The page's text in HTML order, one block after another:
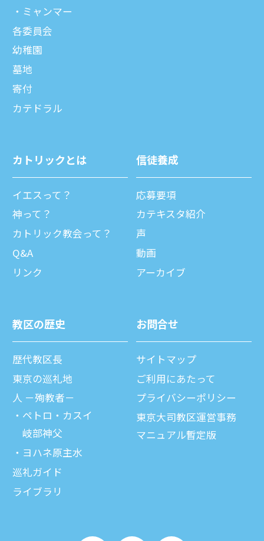
ミャンマー
各委員会
幼稚園
墓地
寄付
カテドラル
カトリックとは
イエスって？
神って？
カトリック教会って？
Q&A
リンク
信徒養成
応募要項
カテキスタ紹介
声
動画
アーカイブ
教区の歴史
歴代教区⻑
東京の巡礼地
⼈ －殉教者－
ペトロ・カスイ
岐部神父
ヨハネ原主水
巡礼ガイド
ライブラリ
お問合せ
サイトマップ
ご利⽤にあたって
プライバシーポリシー
東京大司教区運営事務
マニュアル暫定版